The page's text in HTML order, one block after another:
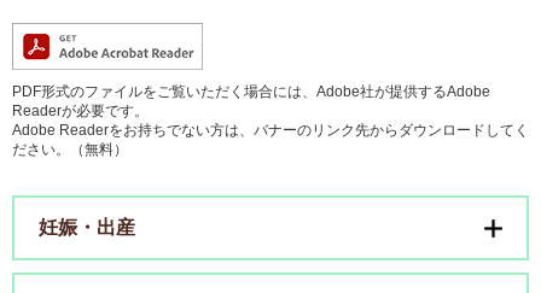
PDF形式のファイルをご覧いただく場合には、Adobe社が提供するAdobe
Readerが必要です。
Adobe Readerをお持ちでない方は、バナーのリンク先からダウンロードしてく
ださい。（無料）
妊娠・出産